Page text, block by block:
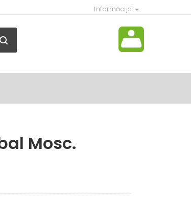
Informācija
Mosc.